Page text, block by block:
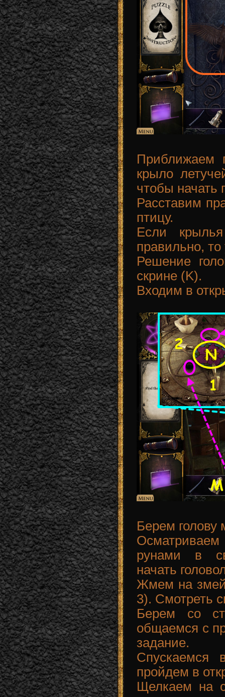
Приближаем
крыло
чтобы начать
Расставим
птицу.
Если
правильно, то
Решение
скрине (K).
Входим в
Берем голову
рунами в
начать
Жмем на
3). Смотреть
Берем со
общаемся с
задание.
пройдем в
Щелкаем на